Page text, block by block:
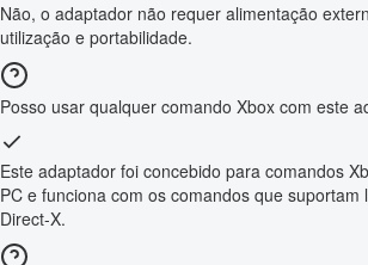
Não, o adaptador não requer alimentação
utilização e portabilidade.
Posso usar qualquer comando Xbox com este
Este adaptador foi concebido para comandos
PC e funciona com os comandos que suportam
Direct-X.